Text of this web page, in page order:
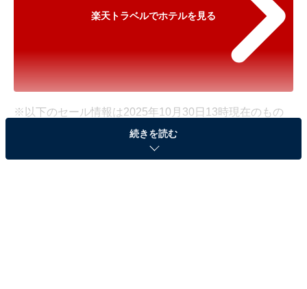
楽天トラベルでホテルを見る
※以下のセール情報は2025年10月30日13時現在のもの
です。料金の変更、満室の場合もあります。
※本記事で紹介している商品の購入やサービスの利用により、売上の一部が
続きを読む